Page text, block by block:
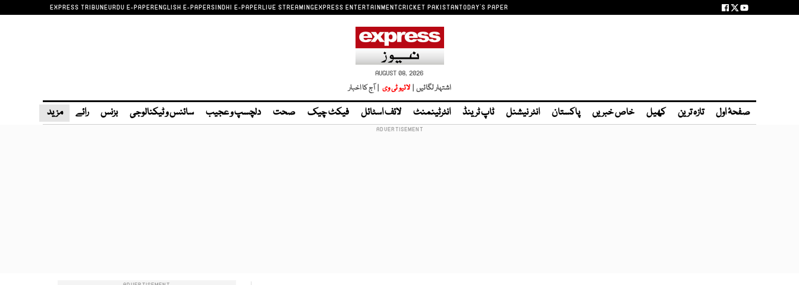
EXPRESS TRIBUNEURDU E-PAPERENGLISH E-PAPERSINDHI E-PAPERLIVE STREAMINGEXPRESS ENTERTAINMENTCRICKET PAKISTANTODAY'S PAPER
AUGUST 08, 2026
اشتہار لگائیں | لائیو ٹی وی | آج کا اخبار
صفحۂ اول تازہ ترین کھیل خاص خبریں پاکستان انٹر نیشنل ٹاپ ٹرینڈ انٹرٹینمنٹ لائف اسٹائل فیکٹ چیک صحت دلچسپ و عجیب سائنس و ٹیکنالوجی بزنس رائے مزید